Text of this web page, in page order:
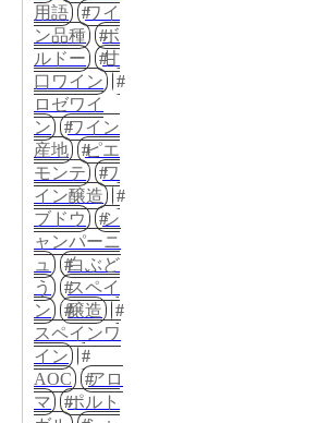
用語
ワイ
ン品種
ボ
ルドー
甘
口ワイン
ロゼワイ
ン
ワイン
産地
ピエ
モンテ
ワ
イン醸造
ブドウ
シ
ャンパーニ
ュ
白ぶど
う
スペイ
ン
醸造
スペインワ
イン
AOC
アロ
マ
ポルト